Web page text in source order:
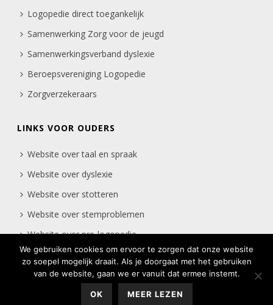
Logopedie direct toegankelijk
Samenwerking Zorg voor de jeugd
Samenwerkingsverband dyslexie
Beroepsvereniging Logopedie
Zorgverzekeraars
LINKS VOOR OUDERS
Website over taal en spraak
Website over dyslexie
Website over stotteren
Website over stemproblemen
Website over pre-logopedie
Linquenda © 2018 | Ontwikkeling website: Howcom | creative
We gebruiken cookies om ervoor te zorgen dat onze website
zo soepel mogelijk draait. Als je doorgaat met het gebruiken
van de website, gaan we er vanuit dat ermee instemt.
OK MEER LEZEN